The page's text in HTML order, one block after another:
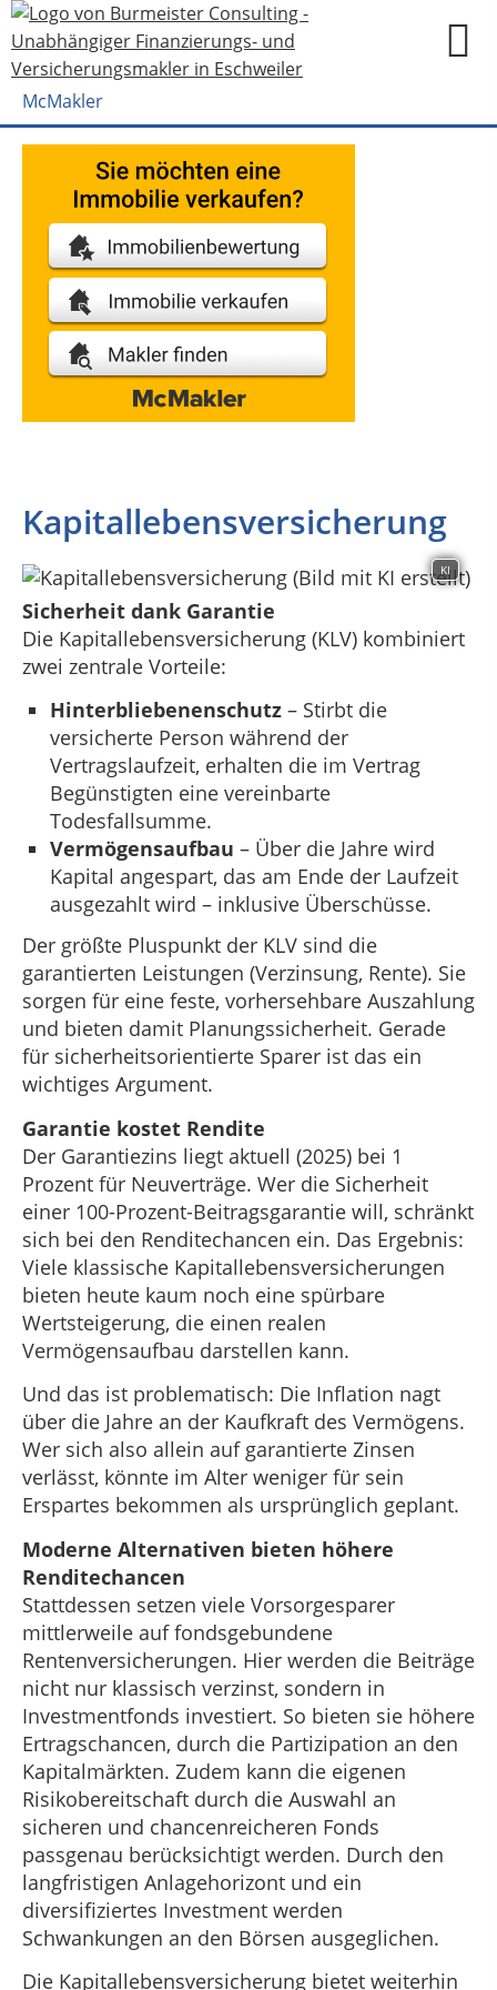
McMakler
Kapitallebensversicherung
KI
Sicherheit dank Garantie
Die Kapitallebensversicherung (KLV) kombiniert
zwei zentrale Vorteile:
Hinterbliebenenschutz – Stirbt die
versicherte Person während der
Vertragslaufzeit, erhalten die im Vertrag
Begünstigten eine vereinbarte
Todesfallsumme.
Vermögensaufbau – Über die Jahre wird
Kapital angespart, das am Ende der Laufzeit
ausgezahlt wird – inklusive Überschüsse.
Der größte Pluspunkt der KLV sind die
garantierten Leistungen (Verzinsung, Rente). Sie
sorgen für eine feste, vorhersehbare Auszahlung
und bieten damit Planungssicherheit. Gerade
für sicherheitsorientierte Sparer ist das ein
wichtiges Argument.
Garantie kostet Rendite
Der Garantiezins liegt aktuell (2025) bei 1
Prozent für Neuverträge. Wer die Sicherheit
einer 100-Prozent-Beitragsgarantie will, schränkt
sich bei den Renditechancen ein. Das Ergebnis:
Viele klassische Kapitallebensversicherungen
bieten heute kaum noch eine spürbare
Wertsteigerung, die einen realen
Vermögensaufbau darstellen kann.
Und das ist problematisch: Die Inflation nagt
über die Jahre an der Kaufkraft des Vermögens.
Wer sich also allein auf garantierte Zinsen
verlässt, könnte im Alter weniger für sein
Erspartes bekommen als ursprünglich geplant.
Moderne Alternativen bieten höhere
Renditechancen
Stattdessen setzen viele Vorsorgesparer
mittlerweile auf fondsgebundene
Rentenversicherungen. Hier werden die Beiträge
nicht nur klassisch verzinst, sondern in
Investmentfonds investiert. So bieten sie höhere
Ertragschancen, durch die Partizipation an den
Kapitalmärkten. Zudem kann die eigenen
Risikobereitschaft durch die Auswahl an
sicheren und chancenreicheren Fonds
passgenau berücksichtigt werden. Durch den
langfristigen Anlagehorizont und ein
diversifiziertes Investment werden
Schwankungen an den Börsen ausgeglichen.
Die Kapitallebensversicherung bietet weiterhin